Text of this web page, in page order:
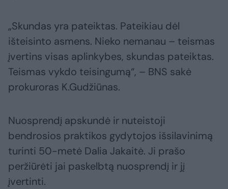
„Skundas yra pateiktas. Pateikiau dėl
išteisinto asmens. Nieko nemanau – teismas
įvertins visas aplinkybes, skundas pateiktas.
Teismas vykdo teisingumą“, – BNS sakė
prokuroras K.Gudžiūnas.
Nuosprendį apskundė ir nuteistoji
bendrosios praktikos gydytojos išsilavinimą
turinti 50-metė Dalia Jakaitė. Ji prašo
peržiūrėti jai paskelbtą nuosprendį ir jį
įvertinti.